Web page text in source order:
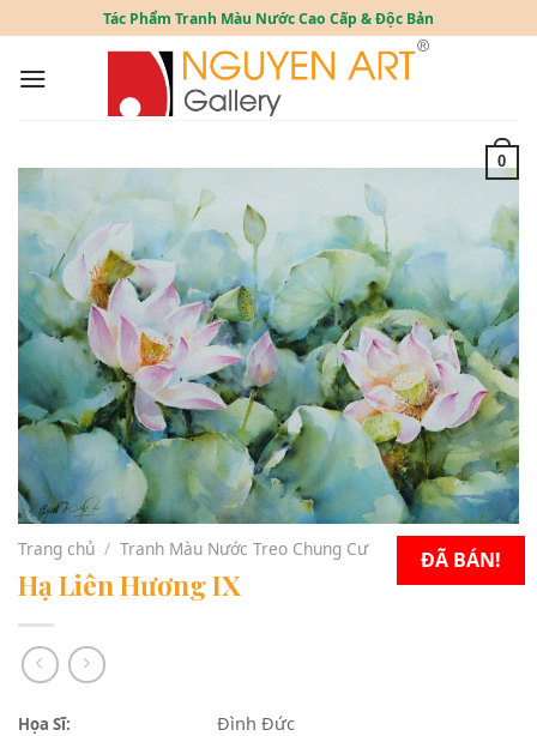
to
content
Tác Phẩm Tranh Màu Nước Cao Cấp & Độc Bản
0
Trang chủ / Tranh Màu Nước Treo Chung Cư
Hạ Liên Hương IX
Họa Sĩ: Đình Đức
ĐÃ BÁN!